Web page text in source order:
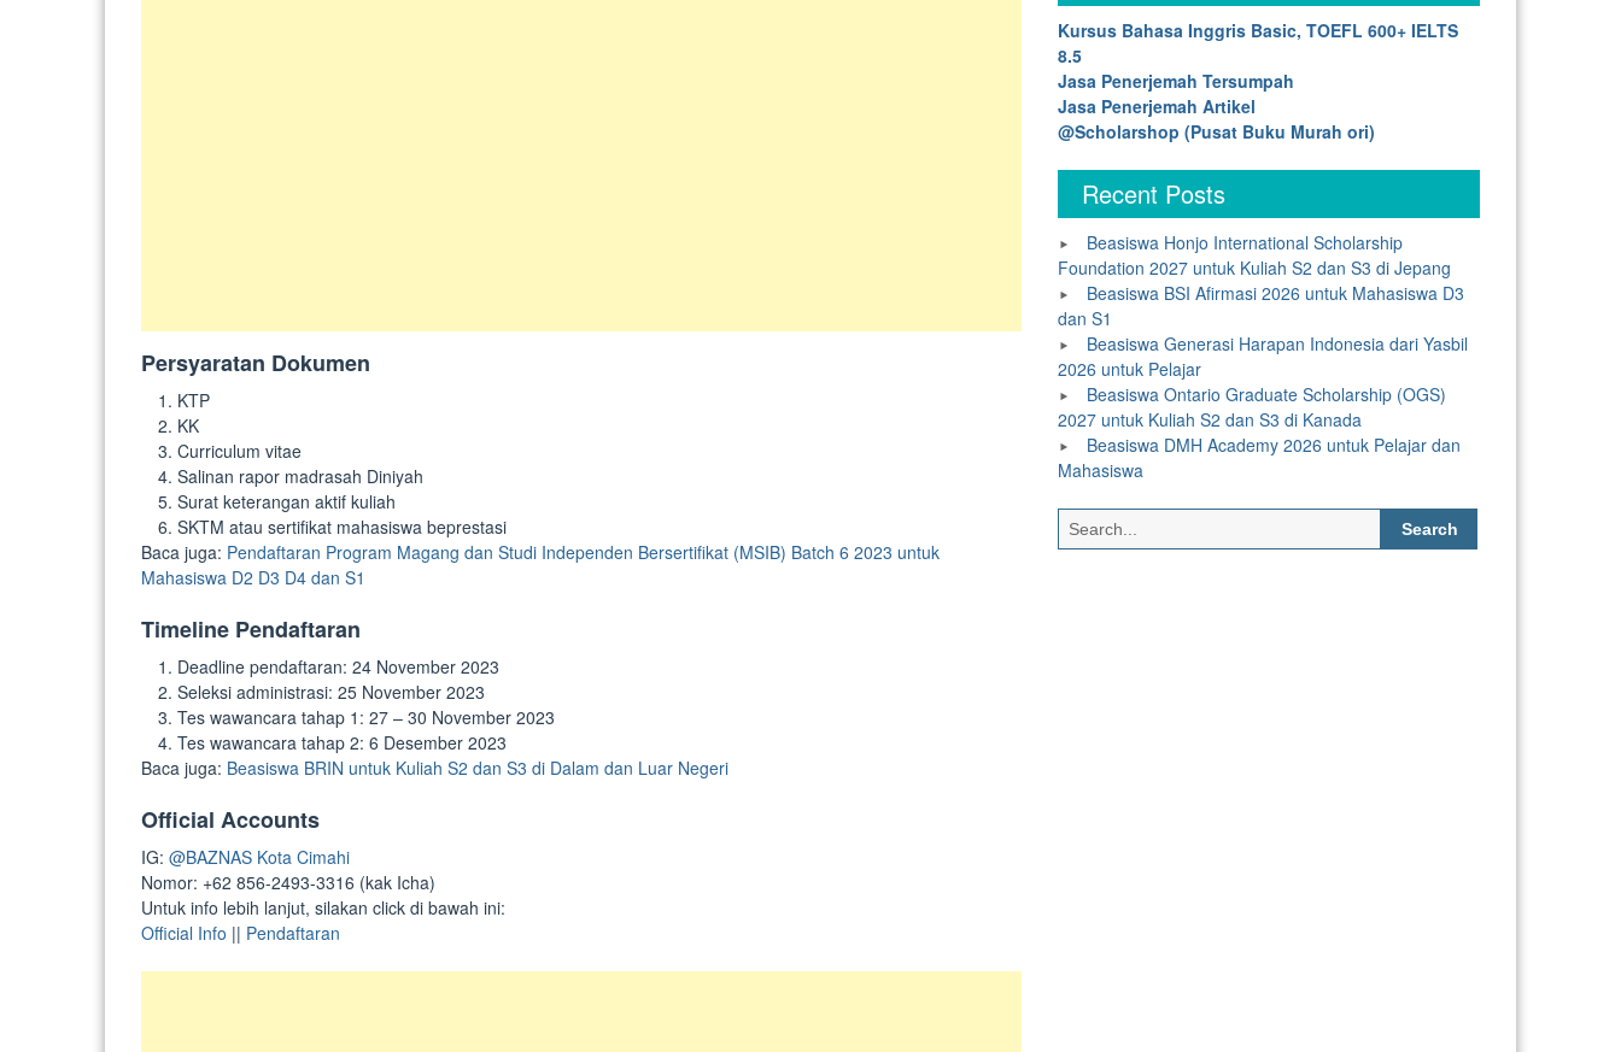
Persyaratan Dokumen
KTP
KK
Curriculum vitae
Salinan rapor madrasah Diniyah
Surat keterangan aktif kuliah
SKTM atau sertifikat mahasiswa beprestasi
Baca juga: Pendaftaran Program Magang dan Studi Independen Bersertifikat (MSIB) Batch 6 2023 untuk
Mahasiswa D2 D3 D4 dan S1
Timeline Pendaftaran
Deadline pendaftaran: 24 November 2023
Seleksi administrasi: 25 November 2023
Tes wawancara tahap 1: 27 – 30 November 2023
Tes wawancara tahap 2: 6 Desember 2023
Baca juga: Beasiswa BRIN untuk Kuliah S2 dan S3 di Dalam dan Luar Negeri
Official Accounts
IG: @BAZNAS Kota Cimahi
Nomor: +62 856-2493-3316 (kak Icha)
Untuk info lebih lanjut, silakan click di bawah ini:
Official Info || Pendaftaran
Kursus Bahasa Inggris Basic, TOEFL 600+ IELTS
8.5
Jasa Penerjemah Tersumpah
Jasa Penerjemah Artikel
@Scholarshop (Pusat Buku Murah ori)
Recent Posts
Beasiswa Honjo International Scholarship
Foundation 2027 untuk Kuliah S2 dan S3 di Jepang
Beasiswa BSI Afirmasi 2026 untuk Mahasiswa D3
dan S1
Beasiswa Generasi Harapan Indonesia dari Yasbil
2026 untuk Pelajar
Beasiswa Ontario Graduate Scholarship (OGS)
2027 untuk Kuliah S2 dan S3 di Kanada
Beasiswa DMH Academy 2026 untuk Pelajar dan
Mahasiswa
Search
for: